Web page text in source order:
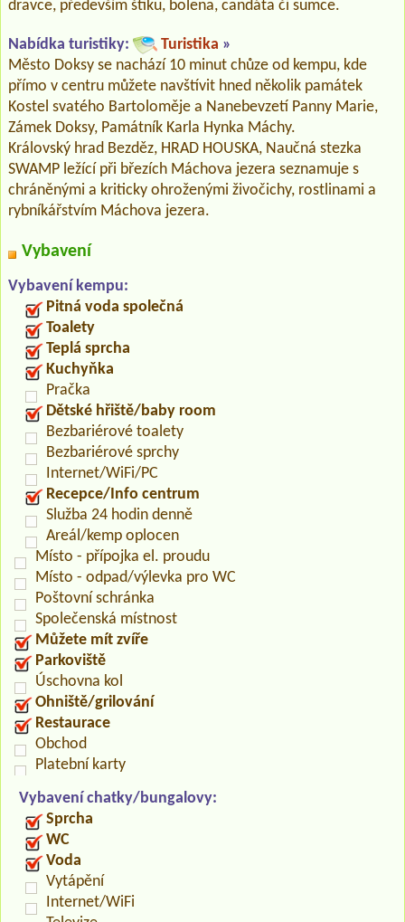
dravce, především štiku, bolena, candáta či sumce.
Nabídka turistiky: Turistika »
Město Doksy se nachází 10 minut chůze od kempu, kde
přímo v centru můžete navštívit hned několik památek
Kostel svatého Bartoloměje a Nanebevzetí Panny Marie,
Zámek Doksy, Památník Karla Hynka Máchy.
Královský hrad Bezděz, HRAD HOUSKA, Naučná stezka
SWAMP ležící při březích Máchova jezera seznamuje s
chráněnými a kriticky ohroženými živočichy, rostlinami a
rybníkářstvím Máchova jezera.
Vybavení
Vybavení kempu:
Pitná voda společná
Toalety
Teplá sprcha
Kuchyňka
Pračka
Dětské hřiště/baby room
Bezbariérové toalety
Bezbariérové sprchy
Internet/WiFi/PC
Recepce/Info centrum
Služba 24 hodin denně
Areál/kemp oplocen
Místo - přípojka el. proudu
Místo - odpad/výlevka pro WC
Poštovní schránka
Společenská místnost
Můžete mít zvíře
Parkoviště
Úschovna kol
Ohniště/grilování
Restaurace
Obchod
Platební karty
Vybavení chatky/bungalovy:
Sprcha
WC
Voda
Vytápění
Internet/WiFi